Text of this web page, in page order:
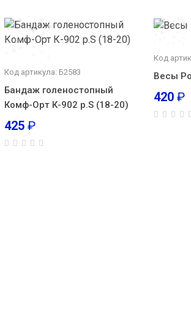
Код артикула: Б2583
Бандаж голеностопный
Комф-Орт К-902 р.S (18-20)
425 ₽
Код
Весы
420 ₽